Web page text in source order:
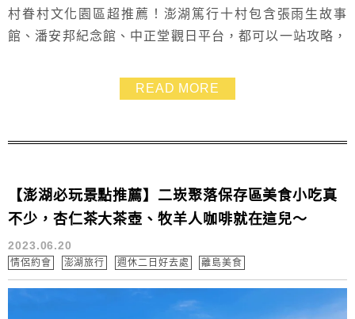
村眷村文化園區超推薦！澎湖篤行十村包含張雨生故事
館、潘安邦紀念館、中正堂觀日平台，都可以一站攻略，
拍文青照、吃美食，是相當不錯的免門票親子好去處~接
下來一起看看我們這次篤行十村之旅的介紹吧～
READ MORE
【澎湖必玩景點推薦】二崁聚落保存區美食小吃真
不少，杏仁茶大茶壺、牧羊人咖啡就在這兒～
2023.06.20
情侶約會 澎湖旅行 週休二日好去處 離島美食